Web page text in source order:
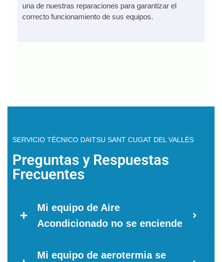
una de nuestras reparaciones para garantizar el
correcto funcionamiento de sus equipos.
SERVICIO TÉCNICO DAITSU SANT CUGAT DEL VALLÈS
Preguntas y Respuestas
Frecuentes
Mi equipo de Aire
Acondicionado no se enciende
Mi equipo de aerotermia se